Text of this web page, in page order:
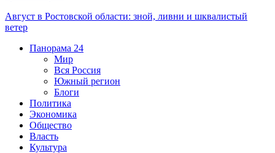
Август в Ростовской области: зной, ливни и шквалистый
ветер
Панорама 24
Мир
Вся Россия
Южный регион
Блоги
Политика
Экономика
Общество
Власть
Культура